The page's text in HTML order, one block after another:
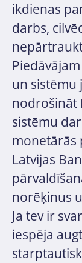
ikdienas
darbs,
un sistēmu
nodrošināt
sistēmu
monetārās
Latvijas
norēķinus
Ja tev ir
iespēja